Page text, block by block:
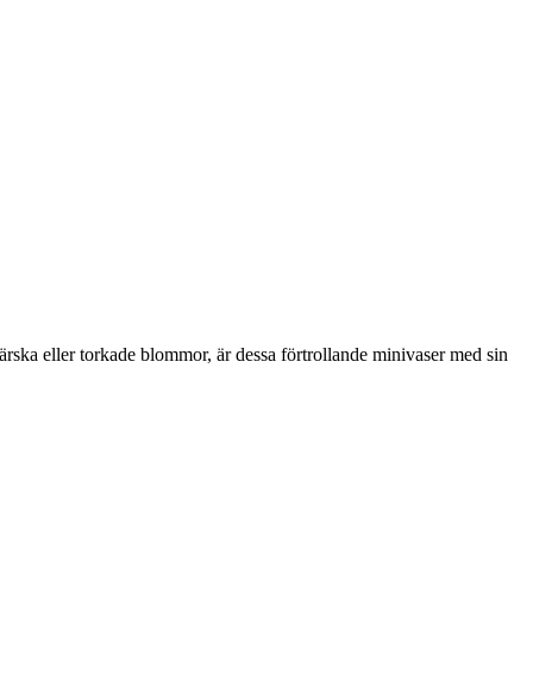
eller torkade blommor, är dessa förtrollande minivaser med sin